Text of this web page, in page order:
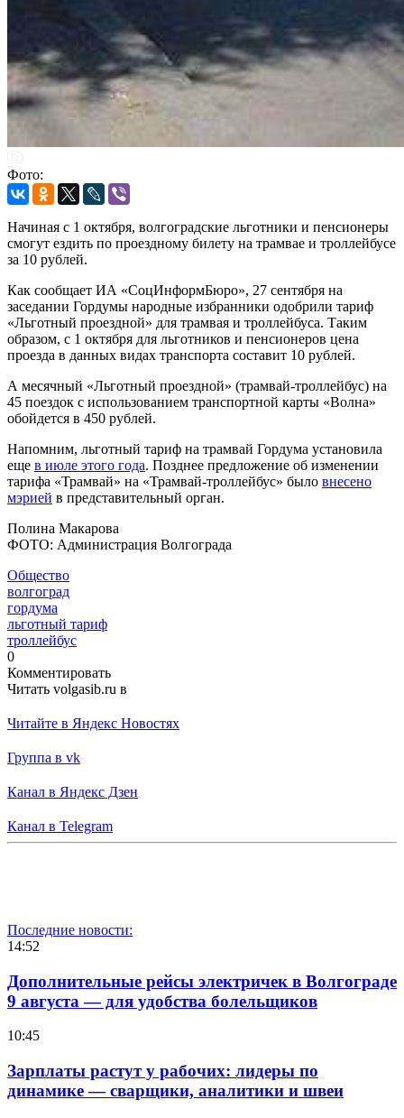
Фото:
Начиная с 1 октября, волгоградские льготники и пенсионеры
смогут ездить по проездному билету на трамвае и троллейбусе
за 10 рублей.
Как сообщает ИА «СоцИнформБюро», 27 сентября на
заседании Гордумы народные избранники одобрили тариф
«Льготный проездной» для трамвая и троллейбуса. Таким
образом, с 1 октября для льготников и пенсионеров цена
проезда в данных видах транспорта составит 10 рублей.
А месячный «Льготный проездной» (трамвай-троллейбус) на
45 поездок с использованием транспортной карты «Волна»
обойдется в 450 рублей.
Напомним, льготный тариф на трамвай Гордума установила
еще в июле этого года. Позднее предложение об изменении
тарифа «Трамвай» на «Трамвай-троллейбус» было внесено
мэрией в представительный орган.
Полина Макарова
ФОТО: Администрация Волгограда
Общество
волгоград
гордума
льготный тариф
троллейбус
0
Комментировать
Читать volgasib.ru в
Читайте в Яндекс Новостях
Группа в vk
Канал в Яндекс Дзен
Канал в Telegram
Последние новости:
14:52
Дополнительные рейсы электричек в Волгограде
9 августа — для удобства болельщиков
10:45
Зарплаты растут у рабочих: лидеры по
динамике — сварщики, аналитики и швеи